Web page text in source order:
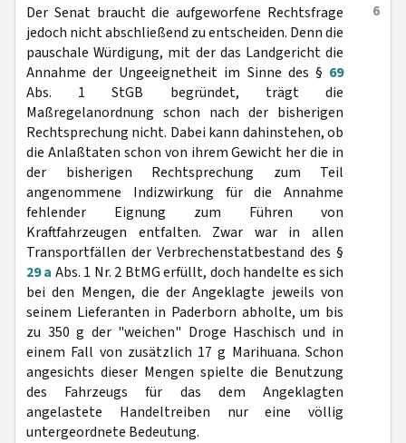
6
Der Senat braucht die aufgeworfene Rechtsfrage
jedoch nicht abschließend zu entscheiden. Denn die
pauschale Würdigung, mit der das Landgericht die
Annahme der Ungeeignetheit im Sinne des § 69
Abs. 1 StGB begründet, trägt die
Maßregelanordnung schon nach der bisherigen
Rechtsprechung nicht. Dabei kann dahinstehen, ob
die Anlaßtaten schon von ihrem Gewicht her die in
der bisherigen Rechtsprechung zum Teil
angenommene Indizwirkung für die Annahme
fehlender Eignung zum Führen von
Kraftfahrzeugen entfalten. Zwar war in allen
Transportfällen der Verbrechenstatbestand des §
29 a Abs. 1 Nr. 2 BtMG erfüllt, doch handelte es sich
bei den Mengen, die der Angeklagte jeweils von
seinem Lieferanten in Paderborn abholte, um bis
zu 350 g der "weichen" Droge Haschisch und in
einem Fall von zusätzlich 17 g Marihuana. Schon
angesichts dieser Mengen spielte die Benutzung
des Fahrzeugs für das dem Angeklagten
angelastete Handeltreiben nur eine völlig
untergeordnete Bedeutung.